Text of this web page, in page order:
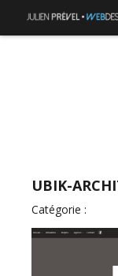
UBIK-
Catégorie :